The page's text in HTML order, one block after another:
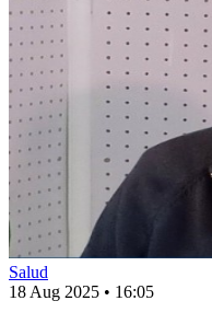
Salud
18 Aug 2025 • 16:05